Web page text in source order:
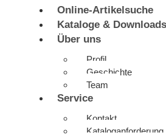
Online-Artikelsuche
Kataloge & Downloads
Über uns
Profil
Geschichte
Team
Service
Kontakt
Kataloganforderung